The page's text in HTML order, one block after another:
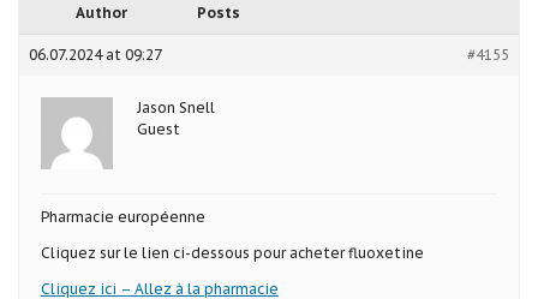
Author Posts
06.07.2024 at 09:27 #4155
Jason Snell
Guest
Pharmacie européenne
Cliquez sur le lien ci-dessous pour acheter fluoxetine
Cliquez ici – Allez à la pharmacie